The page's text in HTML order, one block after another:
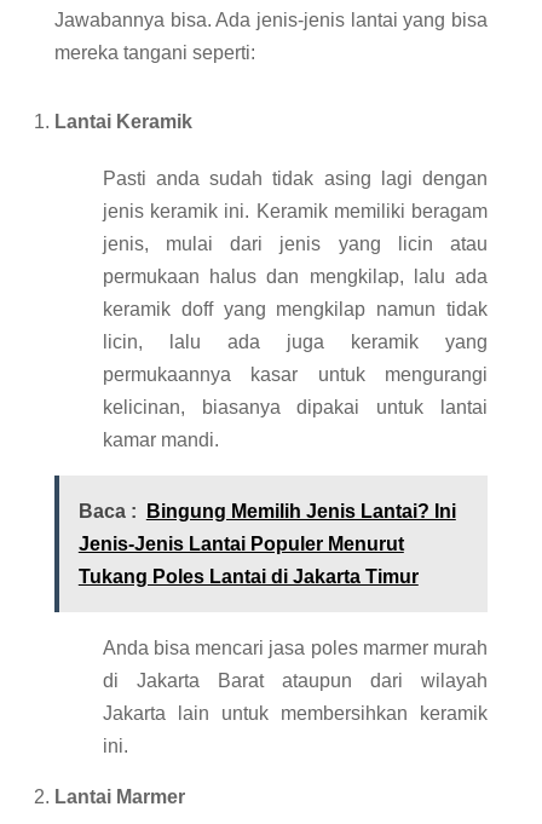
Jawabannya bisa. Ada jenis-jenis lantai yang bisa
mereka tangani seperti:
Lantai Keramik
Pasti anda sudah tidak asing lagi dengan
jenis keramik ini. Keramik memiliki beragam
jenis, mulai dari jenis yang licin atau
permukaan halus dan mengkilap, lalu ada
keramik doff yang mengkilap namun tidak
licin, lalu ada juga keramik yang
permukaannya kasar untuk mengurangi
kelicinan, biasanya dipakai untuk lantai
kamar mandi.
Baca :
Bingung Memilih Jenis Lantai? Ini
Jenis-Jenis Lantai Populer Menurut
Tukang Poles Lantai di Jakarta Timur
Anda bisa mencari jasa poles marmer murah
di Jakarta Barat ataupun dari wilayah
Jakarta lain untuk membersihkan keramik
ini.
Lantai Marmer